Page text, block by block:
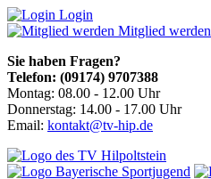
Login
Mitglied werden
Sie haben Fragen?
Telefon: (09174) 9707388
Montag: 08.00 - 12.00 Uhr
Donnerstag: 14.00 - 17.00 Uhr
Email: kontakt@tv-hip.de